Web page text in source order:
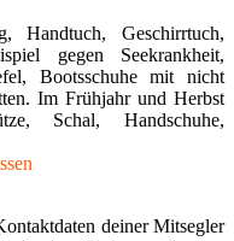
Handtuch, Geschirrtuch,
gegen Seekrankheit,
Bootsschuhe mit nicht
Im Frühjahr und Herbst
Schal, Handschuhe,
deiner Mitsegler